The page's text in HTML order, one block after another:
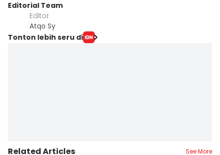
Editorial Team
Editor
Atqo Sy
Tonton lebih seru di
Related Articles See More